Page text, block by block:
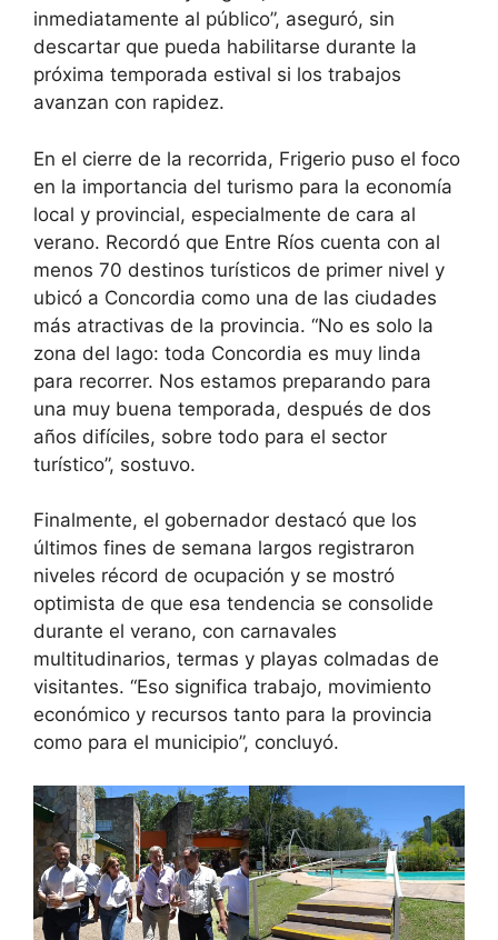
inmediatamente al público”, aseguró, sin
descartar que pueda habilitarse durante la
próxima temporada estival si los trabajos
avanzan con rapidez.
En el cierre de la recorrida, Frigerio puso el foco
en la importancia del turismo para la economía
local y provincial, especialmente de cara al
verano. Recordó que Entre Ríos cuenta con al
menos 70 destinos turísticos de primer nivel y
ubicó a Concordia como una de las ciudades
más atractivas de la provincia. “No es solo la
zona del lago: toda Concordia es muy linda
para recorrer. Nos estamos preparando para
una muy buena temporada, después de dos
años difíciles, sobre todo para el sector
turístico”, sostuvo.
Finalmente, el gobernador destacó que los
últimos fines de semana largos registraron
niveles récord de ocupación y se mostró
optimista de que esa tendencia se consolide
durante el verano, con carnavales
multitudinarios, termas y playas colmadas de
visitantes. “Eso significa trabajo, movimiento
económico y recursos tanto para la provincia
como para el municipio”, concluyó.